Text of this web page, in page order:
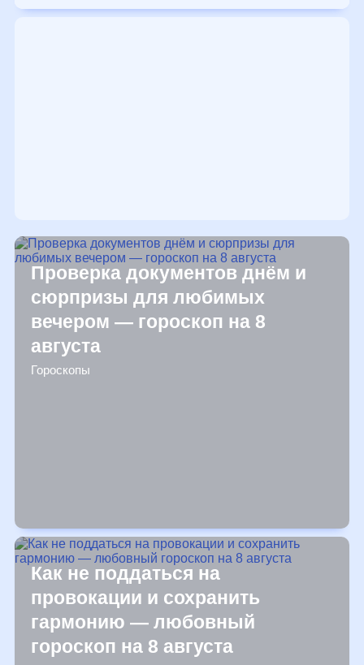
Проверка документов днём и
сюрпризы для любимых
вечером — гороскоп на 8
августа
Гороскопы
Как не поддаться на
провокации и сохранить
гармонию — любовный
гороскоп на 8 августа